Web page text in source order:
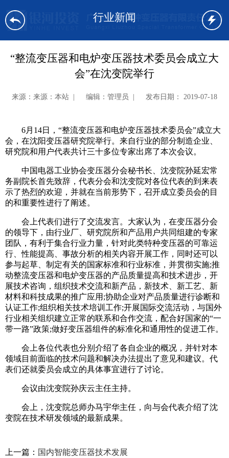
行业新闻
“整流变压器和电炉变压器技术委员会成立大
会”在沈变院举行
来源：来源：本站 | 编辑：管理员 | 发布日期： 2019-07-18
6月14日，“整流变压器和电炉变压器技术委员会”成立大
会，在沈阳变压器研究院举行。来自行业的部分制造企业、
研究院和用户代表共计三十多位专家出席了本次会议。
中国电器工业协会变压器分会秘书长、沈变院孙延宏常
务副院长首先致辞，代表分会和沈变院对各位代表的到来表
示了热烈的欢迎，并就在当前形势下，召开成立委员会的目
的和重要性进行了阐述。
会上代表们进行了交流发言。大家认为，在变压器分会
的领导下，由行业厂、研究院所和产品用户共同组建的专家
团队，有利于集合行业力量，针对此类特种变压器的可靠运
行、性能提高、事故分析的相关内容开展工作，同时还可以
参与起草、制定有关的国家标准和行业标准，并贯彻实施;推
动整流变压器和电炉变压器的产品质量提高和技术进步，开
展技术咨询，组织技术交流和新产品，新技术、新工艺、新
材料和科技成果的推广应用;协助企业对产品质量进行诊断和
认证工作;组织相关技术培训工作;开展国际交流活动，与国外
行业相关组织建立正常的联系和合作交流，配合好国家的“一
带一路”政策;做好变压器组件的标准化和通用性的促进工作。
会上各位代表也分别介绍了各自企业的概况，并针对本
领域目前面临的技术问题和解决办法提出了意见和建议。代
表们还就委员会成立的具体事宜进行了讨论。
会议由沈变院孙庆云主任主持。
会上，沈变院总师办马宇华主任，向与会代表介绍了沈
变院在技术研发领域的最新成果。
上一篇： 国内智能变压器技术发展